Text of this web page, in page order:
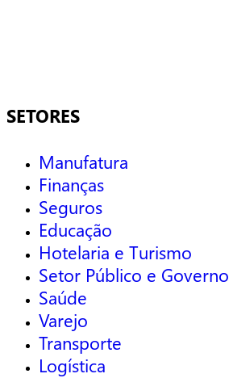
SETORES
Manufatura
Finanças
Seguros
Educação
Hotelaria e Turismo
Setor Público e Governo
Saúde
Varejo
Transporte
Logística